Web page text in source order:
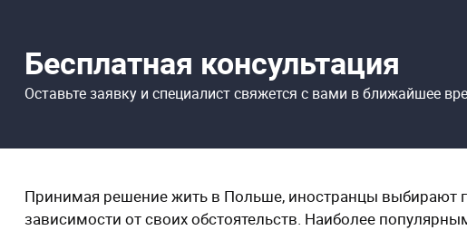
Бесплатная консультация
Оставьте заявку и специалист свяжется с вами в ближайшее
Принимая решение жить в Польше, иностранцы выбирают
зависимости от своих обстоятельств. Наиболее